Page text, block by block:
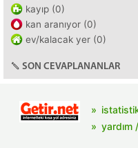
kayıp (0)
kan aranıyor (0)
ev/kalacak yer (0)
SON CEVAPLANANLAR
yardım